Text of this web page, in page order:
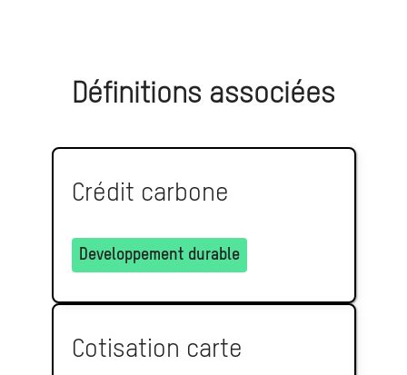
Définitions associées
Crédit carbone
Developpement durable
Cotisation carte